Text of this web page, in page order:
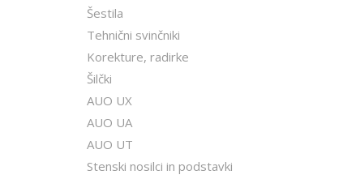
Šestila
Tehnični svinčniki
Korekture, radirke
Šilčki
AUO UX
AUO UA
AUO UT
Stenski nosilci in podstavki